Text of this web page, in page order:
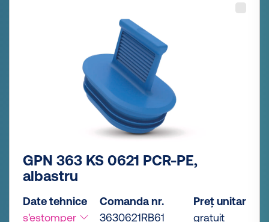
GPN 363 KS 0621 PCR-PE,
albastru
Date tehnice
s'estomper
Comanda nr.
3630621RB61
Preț unitar
gratuit